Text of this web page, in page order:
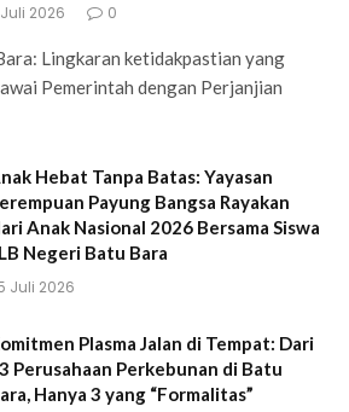
2026 0
Lingkaran ketidakpastian yang
Pemerintah dengan Perjanjian
Hebat Tanpa Batas: Yayasan
Payung Bangsa Rayakan
Anak Nasional 2026 Bersama Siswa
Negeri Batu Bara
Juli 2026
Plasma Jalan di Tempat: Dari
Perusahaan Perkebunan di Batu
Hanya 3 yang “Formalitas”